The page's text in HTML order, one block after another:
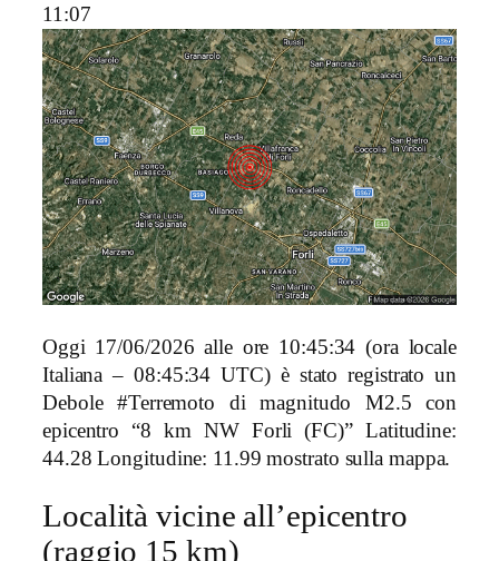
11:07
Oggi 17/06/2026 alle ore 10:45:34 (ora locale
Italiana – 08:45:34 UTC) è stato registrato un
Debole #Terremoto di magnitudo M2.5 con
epicentro “8 km NW Forli (FC)” Latitudine:
44.28 Longitudine: 11.99 mostrato sulla mappa.
Località vicine all’epicentro
(raggio 15 km)